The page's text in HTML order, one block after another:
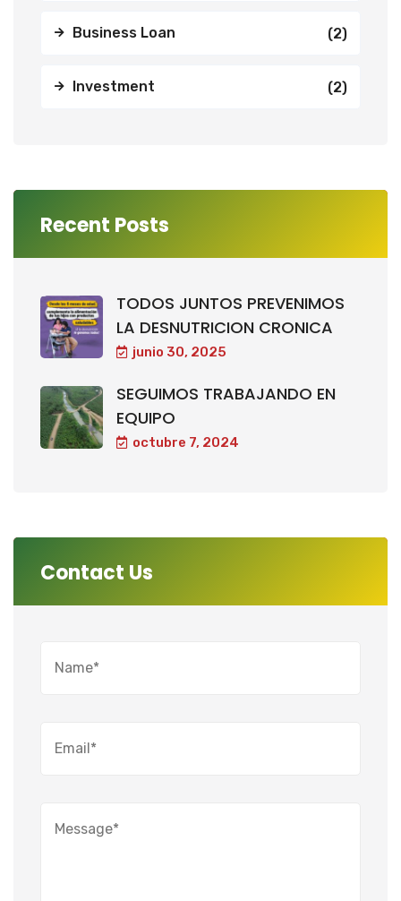
Business Loan (2)
Investment (2)
Recent Posts
TODOS JUNTOS PREVENIMOS
LA DESNUTRICION CRONICA
junio 30, 2025
SEGUIMOS TRABAJANDO EN
EQUIPO
octubre 7, 2024
Contact Us